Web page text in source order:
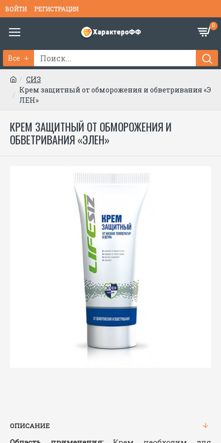
ВОЙТИ РЕГИСТРАЦИЯ
0
Все
СИЗ
Крем защитный от обморожения и обветривания «Э
ЛЕН»
КРЕМ ЗАЩИТНЫЙ ОТ ОБМОРОЖЕНИЯ И
ОБВЕТРИВАНИЯ «ЭЛЕН»
ОПИСАНИЕ